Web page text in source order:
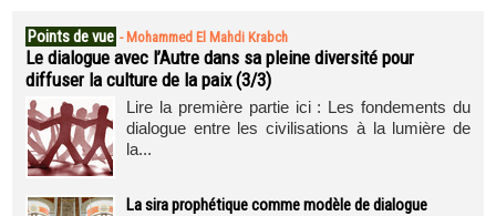
Points de vue - Mohammed El Mahdi Krabch
Le dialogue avec l’Autre dans sa pleine diversité pour
diffuser la culture de la paix (3/3)
Lire la première partie ici : Les fondements du
dialogue entre les civilisations à la lumière de
la...
La sira prophétique comme modèle de dialogue